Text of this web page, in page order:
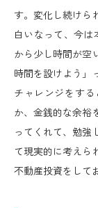
す。変化し続けら
白いなって、今
から少し時間が空
時間を設けよう」
チャレンジをす
か、金銭的な余裕
ってくれて、勉強
て現実的に考えら
不動産投資をして